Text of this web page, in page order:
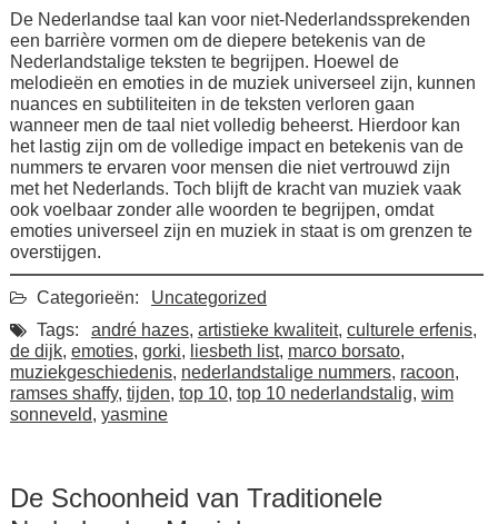
De Nederlandse taal kan voor niet-Nederlandssprekenden
een barrière vormen om de diepere betekenis van de
Nederlandstalige teksten te begrijpen. Hoewel de
melodieën en emoties in de muziek universeel zijn, kunnen
nuances en subtiliteiten in de teksten verloren gaan
wanneer men de taal niet volledig beheerst. Hierdoor kan
het lastig zijn om de volledige impact en betekenis van de
nummers te ervaren voor mensen die niet vertrouwd zijn
met het Nederlands. Toch blijft de kracht van muziek vaak
ook voelbaar zonder alle woorden te begrijpen, omdat
emoties universeel zijn en muziek in staat is om grenzen te
overstijgen.
Categorieën:
Uncategorized
Tags:
andré hazes, artistieke kwaliteit, culturele erfenis,
de dijk, emoties, gorki, liesbeth list, marco borsato,
muziekgeschiedenis, nederlandstalige nummers, racoon,
ramses shaffy, tijden, top 10, top 10 nederlandstalig, wim
sonneveld, yasmine
De Schoonheid van Traditionele